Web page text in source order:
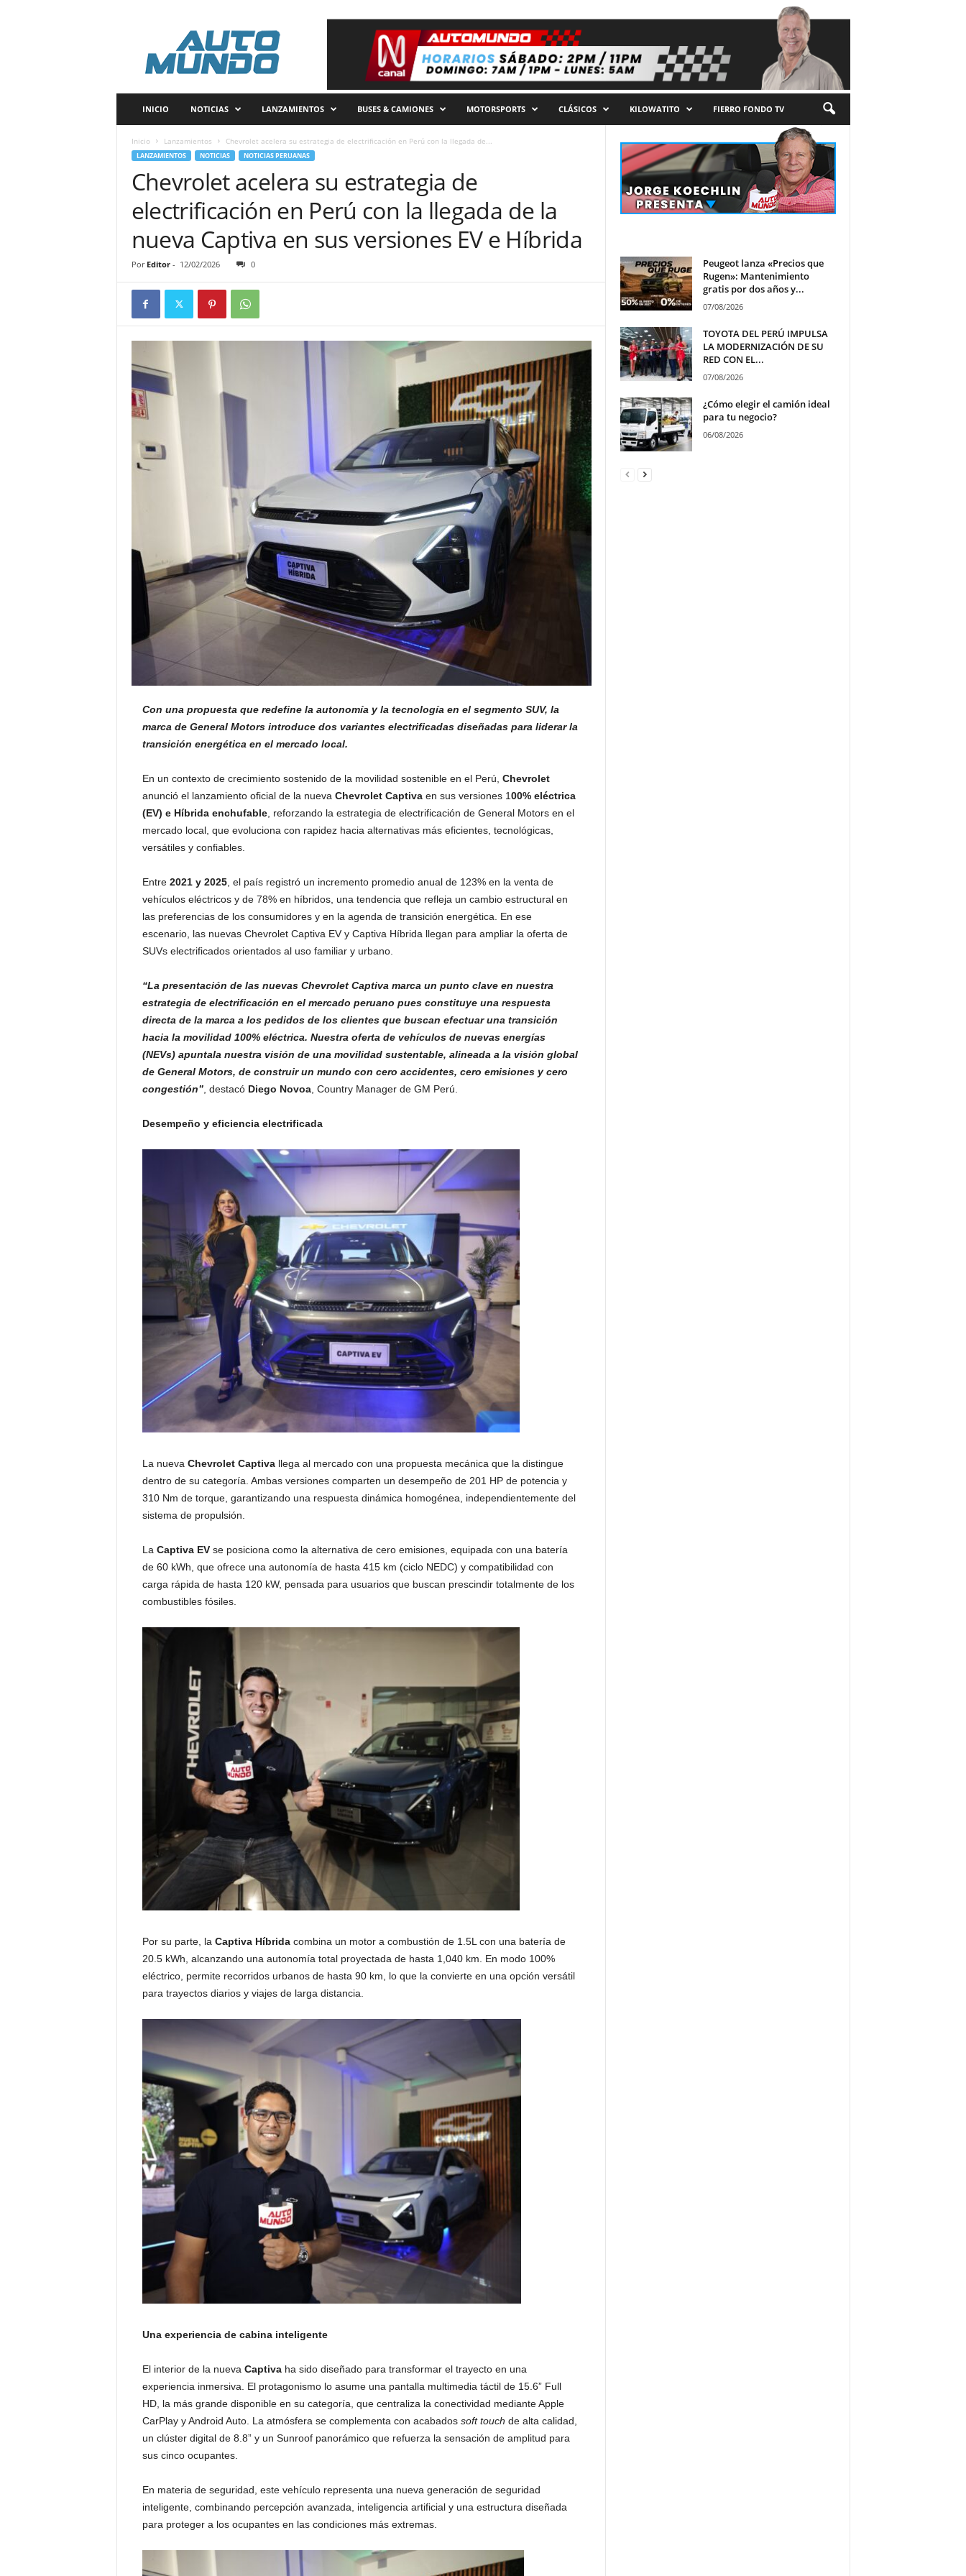
INICIO NOTICIAS LANZAMIENTOS BUSES & CAMIONES MOTORSPORTS CLÁSICOS KILOWATITO FIERRO FONDO TV
Inicio Lanzamientos Chevrolet acelera su estrategia de electrificación en Perú con la llegada de...
LANZAMIENTOS NOTICIAS NOTICIAS PERUANAS
Chevrolet acelera su estrategia de
electrificación en Perú con la llegada de la
nueva Captiva en sus versiones EV e Híbrida
Por Editor- 12/02/2026 0
Con una propuesta que redefine la autonomía y la tecnología en el segmento SUV, la
marca de General Motors introduce dos variantes electrificadas diseñadas para liderar la
transición energética en el mercado local.
En un contexto de crecimiento sostenido de la movilidad sostenible en el Perú, Chevrolet
anunció el lanzamiento oficial de la nueva Chevrolet Captivaen sus versiones 100% eléctrica
(EV) e Híbrida enchufable, reforzando la estrategia de electrificación de General Motors en el
mercado local, que evoluciona con rapidez hacia alternativas más eficientes, tecnológicas,
versátiles y confiables.
Entre 2021 y 2025, el país registró un incremento promedio anual de 123% en la venta de
vehículos eléctricos y de 78% en híbridos, una tendencia que refleja un cambio estructural en
las preferencias de los consumidores y en la agenda de transición energética. En ese
escenario, las nuevas Chevrolet Captiva EV y Captiva Híbrida llegan para ampliar la oferta de
SUVs electrificados orientados al uso familiar y urbano.
“La presentación de las nuevas Chevrolet Captiva marca un punto clave en nuestra
estrategia de electrificación en el mercado peruano pues constituye una respuesta
directa de la marca a los pedidos de los clientes que buscan efectuar una transición
hacia la movilidad 100% eléctrica. Nuestra oferta de vehículos de nuevas energías
(NEVs) apuntala nuestra visión de una movilidad sustentable, alineada a la visión global
de General Motors, de construir un mundo con cero accidentes, cero emisiones y cero
congestión”, destacó Diego Novoa, Country Manager de GM Perú.
Desempeño y eficiencia electrificada
La nueva Chevrolet Captivallega al mercado con una propuesta mecánica que la distingue
dentro de su categoría. Ambas versiones comparten un desempeño de 201 HP de potencia y
310 Nm de torque, garantizando una respuesta dinámica homogénea, independientemente del
sistema de propulsión.
La Captiva EVse posiciona como la alternativa de cero emisiones, equipada con una batería
de 60 kWh, que ofrece una autonomía de hasta 415 km (ciclo NEDC) y compatibilidad con
carga rápida de hasta 120 kW, pensada para usuarios que buscan prescindir totalmente de los
combustibles fósiles.
Por su parte, laCaptiva Híbridacombina un motor a combustión de 1.5L con una batería de
20.5 kWh, alcanzando una autonomía total proyectada de hasta 1,040 km. En modo 100%
eléctrico, permite recorridos urbanos de hasta 90 km, lo que la convierte en una opción versátil
para trayectos diarios y viajes de larga distancia.
Una experiencia de cabina inteligente
El interior de la nueva Captivaha sido diseñado para transformar el trayecto en una
experiencia inmersiva. El protagonismo lo asume una pantalla multimedia táctil de 15.6” Full
HD, la más grande disponible en su categoría, que centraliza la conectividad mediante Apple
CarPlay y Android Auto. La atmósfera se complementa con acabados soft touch de alta calidad,
un clúster digital de 8.8” y un Sunroof panorámico que refuerza la sensación de amplitud para
sus cinco ocupantes.
En materia de seguridad, este vehículo representa una nueva generación de seguridad
inteligente, combinando percepción avanzada, inteligencia artificial y una estructura diseñada
para proteger a los ocupantes en las condiciones más extremas.
Peugeot lanza «Precios que
Rugen»: Mantenimiento
gratis por dos años y...
07/08/2026
TOYOTA DEL PERÚ IMPULSA
LA MODERNIZACIÓN DE SU
RED CON EL...
07/08/2026
¿Cómo elegir el camión ideal
para tu negocio?
06/08/2026